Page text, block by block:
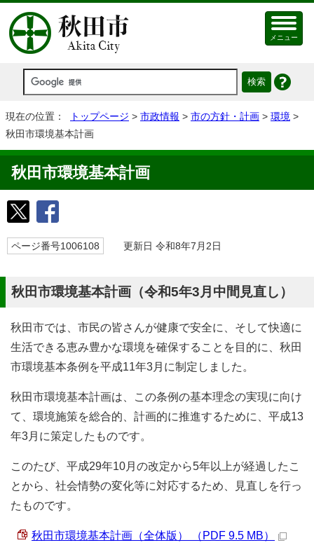
メニュー
現在の位置： トップページ > 市政情報 > 市の方針・計画 > 環境 >
秋田市環境基本計画
秋田市環境基本計画
ページ番号1006108 更新日 令和8年7月2日
秋田市環境基本計画（令和5年3月中間見直し）
秋田市では、市民の皆さんが健康で安全に、そして快適に
生活できる恵み豊かな環境を確保することを目的に、秋田
市環境基本条例を平成11年3月に制定しました。
秋田市環境基本計画は、この条例の基本理念の実現に向け
て、環境施策を総合的、計画的に推進するために、平成13
年3月に策定したものです。
このたび、平成29年10月の改定から5年以上が経過したこ
とから、社会情勢の変化等に対応するため、見直しを行っ
たものです。
秋田市環境基本計画（全体版） （PDF 9.5 MB）